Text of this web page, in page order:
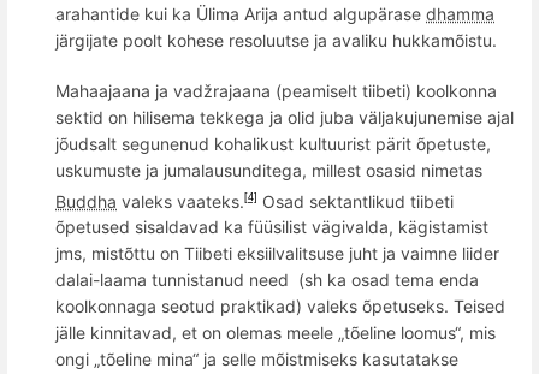
arahantide kui ka Ülima Arija antud algupärase dhamma
järgijate poolt kohese resoluutse ja avaliku hukkamõistu.
Mahaajaana ja vadžrajaana (peamiselt tiibeti) koolkonna
sektid on hilisema tekkega ja olid juba väljakujunemise ajal
jõudsalt segunenud kohalikust kultuurist pärit õpetuste,
uskumuste ja jumalausunditega, millest osasid nimetas
Buddha valeks vaateks. [4]
Osad sektantlikud tiibeti
õpetused sisaldavad ka füüsilist vägivalda, kägistamist
jms, mistõttu on Tiibeti eksiilvalitsuse juht ja vaimne liider
dalai-laama tunnistanud need (sh ka osad tema enda
koolkonnaga seotud praktikad) valeks õpetuseks. Teised
jälle kinnitavad, et on olemas meele „tõeline loomus“, mis
ongi „tõeline mina“ ja selle mõistmiseks kasutatakse